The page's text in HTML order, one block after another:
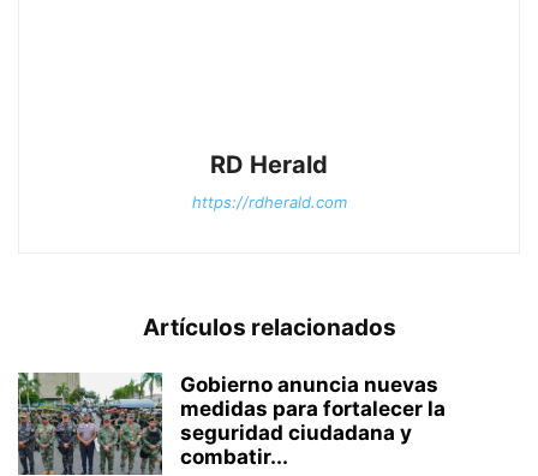
RD Herald
https://rdherald.com
Artículos relacionados
Gobierno anuncia nuevas
medidas para fortalecer la
seguridad ciudadana y
combatir...